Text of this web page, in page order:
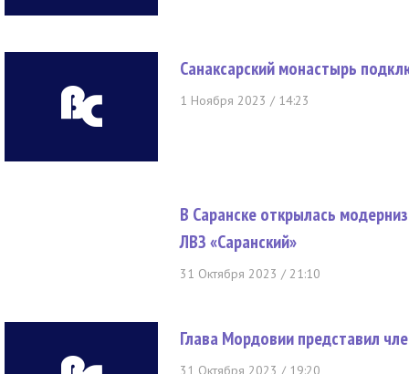
Санаксарский монастырь
1 Ноября 2023 / 14:23
В Саранске открылась
ЛВЗ «Саранский»
31 Октября 2023 / 21:10
Глава Мордовии представил
31 Октября 2023 / 19:20